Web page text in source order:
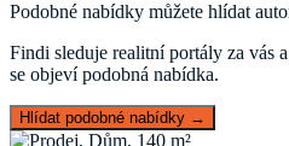
Podobné nabídky můžete hlídat
Findi sleduje realitní portály za vás
se objeví podobná nabídka.
Hlídat podobné nabídky →